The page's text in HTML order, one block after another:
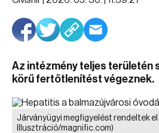
Az intézmény teljes területén
körű fertőtlenítést végeznek.
Járványügyi megfigyelést rendeltek el
Illusztráció/magnific.com)